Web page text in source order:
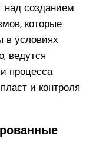
созданием
которые
в условиях
ведутся
процесса
и контроля